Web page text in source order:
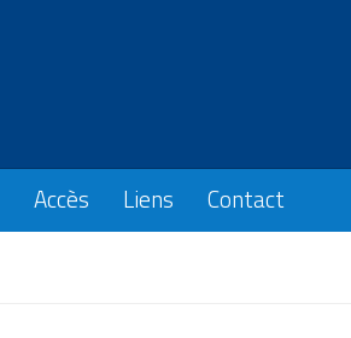
Accès Liens Contact